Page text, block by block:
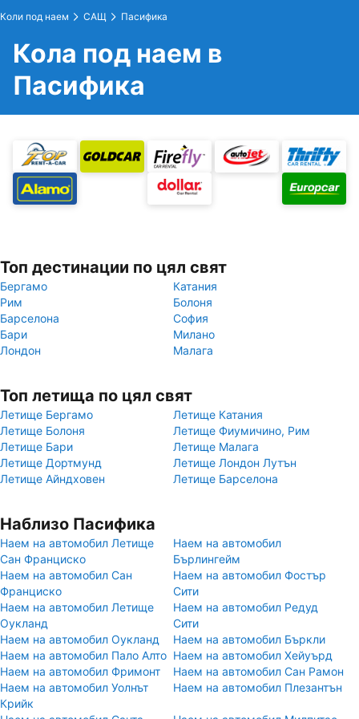
Коли под наем САЩ Пасифика
Кола под наем в
Пасифика
Топ дестинации по цял свят
Бергамо
Катания
Рим
Болоня
Барселона
София
Бари
Милано
Лондон
Малага
Топ летища по цял свят
Летище Бергамо
Летище Катания
Летище Болоня
Летище Фиумичино, Рим
Летище Бари
Летище Малага
Летище Дортмунд
Летище Лондон Лутън
Летище Айндховен
Летище Барселона
Наблизо Пасифика
Наем на автомобил Летище
Сан Франциско
Наем на автомобил
Бърлингейм
Наем на автомобил Сан
Франциско
Наем на автомобил Фостър
Сити
Наем на автомобил Летище
Оукланд
Наем на автомобил Редуд
Сити
Наем на автомобил Оукланд
Наем на автомобил Бъркли
Наем на автомобил Пало Алто Наем на автомобил Хейуърд
Наем на автомобил Фримонт
Наем на автомобил Сан Рамон
Наем на автомобил Уолнът
Крийк
Наем на автомобил Плезантън